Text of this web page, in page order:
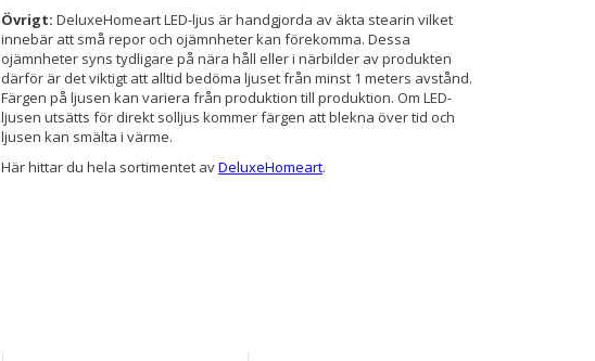
Övrigt: DeluxeHomeart LED-ljus är handgjorda av äkta stearin vilket
innebär att små repor och ojämnheter kan förekomma. Dessa
ojämnheter syns tydligare på nära håll eller i närbilder av produkten
därför är det viktigt att alltid bedöma ljuset från minst 1 meters avstånd.
Färgen på ljusen kan variera från produktion till produktion. Om LED-
ljusen utsätts för direkt solljus kommer färgen att blekna över tid och
ljusen kan smälta i värme.
Här hittar du hela sortimentet avDeluxeHomeart.